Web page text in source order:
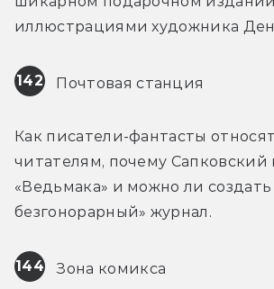
иллюстрациями художника
142 Почтовая станция
Как писатели-фантасты
читателям, почему Сапковский
«Ведьмака» и можно ли создать
безгонорарный» журнал.
144 Зона комикса